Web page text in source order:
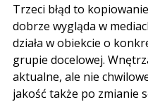
Trzeci błąd to
dobrze wygląda w
działa w obiekcie o
grupie docelowej.
aktualne, ale nie
jakość także po zmianie